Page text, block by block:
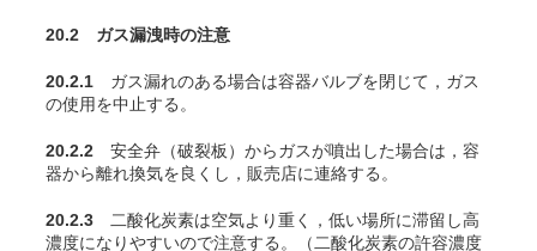
20.2 ガス漏洩時の注意
20.2.1 ガス漏れのある場合は容器バルブを閉じて，ガス
の使用を中止する。
20.2.2 安全弁（破裂板）からガスが噴出した場合は，容
器から離れ換気を良くし，販売店に連絡する。
20.2.3 二酸化炭素は空気より重く，低い場所に滞留し高
濃度になりやすいので注意する。（二酸化炭素の許容濃度